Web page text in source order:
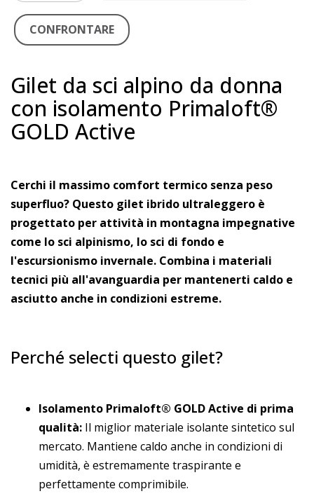
CONFRONTARE
Gilet da sci alpino da donna
con isolamento Primaloft®
GOLD Active
Cerchi il massimo comfort termico senza peso
superfluo? Questo gilet ibrido ultraleggero è
progettato per attività in montagna impegnative
come lo sci alpinismo, lo sci di fondo e
l'escursionismo invernale. Combina i materiali
tecnici più all'avanguardia per mantenerti caldo e
asciutto anche in condizioni estreme.
Perché selecti questo gilet?
Isolamento Primaloft® GOLD Active di prima
qualità: Il miglior materiale isolante sintetico sul
mercato. Mantiene caldo anche in condizioni di
umidità, è estremamente traspirante e
perfettamente comprimibile.